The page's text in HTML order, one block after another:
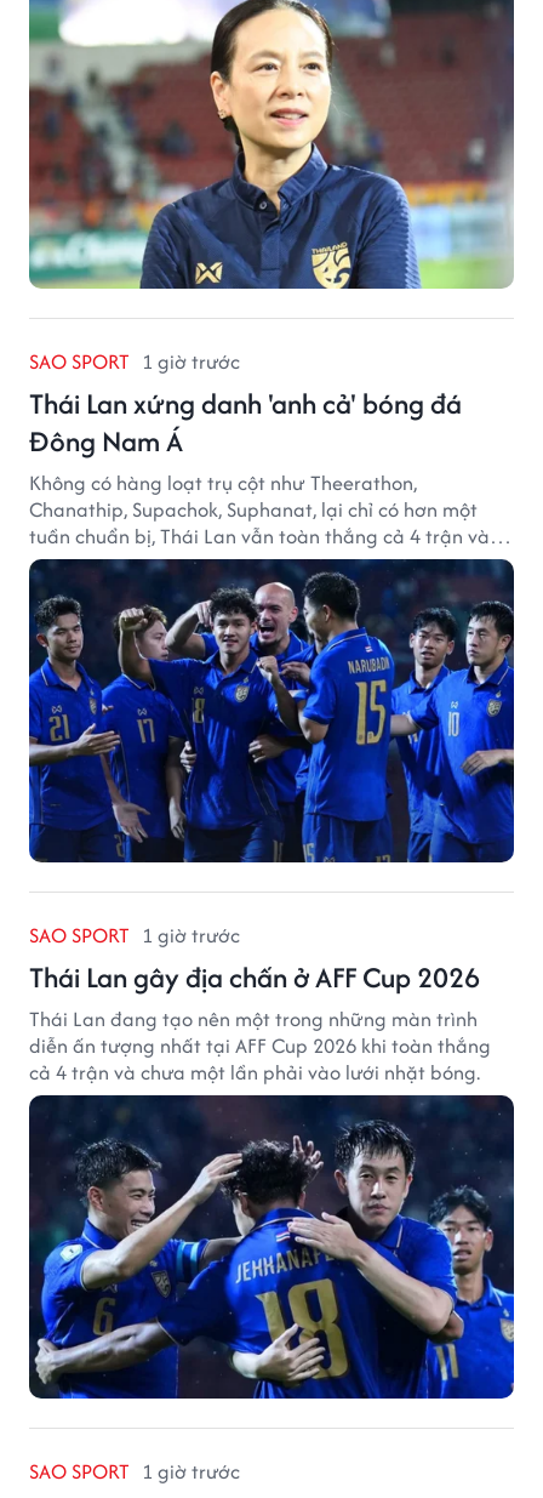
SAO SPORT 1 giờ trước
Thái Lan xứng danh 'anh cả' bóng đá
Đông Nam Á
Không có hàng loạt trụ cột như Theerathon,
Chanathip, Supachok, Suphanat, lại chỉ có hơn một
tuần chuẩn bị, Thái Lan vẫn toàn thắng cả 4 trận và
giữ sạch lưới tại AFF Cup 2026.
SAO SPORT 1 giờ trước
Thái Lan gây địa chấn ở AFF Cup 2026
Thái Lan đang tạo nên một trong những màn trình
diễn ấn tượng nhất tại AFF Cup 2026 khi toàn thắng
cả 4 trận và chưa một lần phải vào lưới nhặt bóng.
SAO SPORT 1 giờ trước